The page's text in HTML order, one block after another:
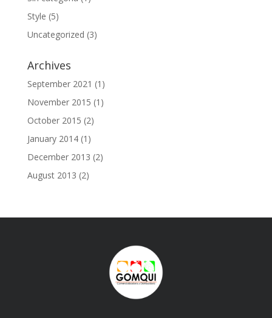
Style (5)
Uncategorized (3)
Archives
September 2021 (1)
November 2015 (1)
October 2015 (2)
January 2014(1)
December 2013 (2)
August 2013 (2)